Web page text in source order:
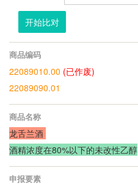
开始比对
商品编码
22089010.00 (已作废)
22089090.01
商品名称
龙舌兰酒
酒精浓度在80%以下的未改性乙醇
申报要素